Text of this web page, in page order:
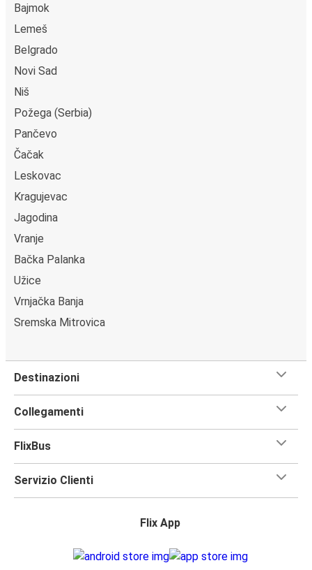
Bajmok
Lemeš
Belgrado
Novi Sad
Niš
Požega (Serbia)
Pančevo
Čačak
Leskovac
Kragujevac
Jagodina
Vranje
Bačka Palanka
Užice
Vrnjačka Banja
Sremska Mitrovica
Destinazioni
Collegamenti
FlixBus
Servizio Clienti
Flix App